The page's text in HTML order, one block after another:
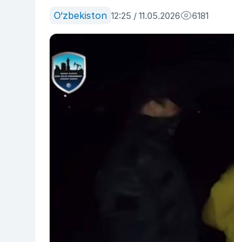
O‘zbekiston 12:25 / 11.05.2026 6181